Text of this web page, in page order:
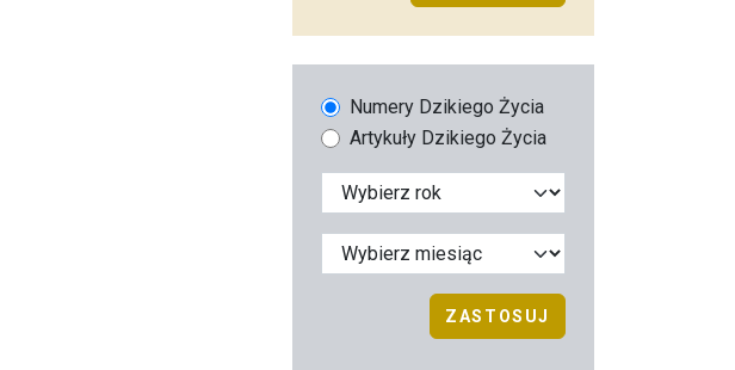
Numery Dzikiego Życia
Artykuły Dzikiego Życia
ZASTOSUJ